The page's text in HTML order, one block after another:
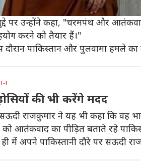
साझा प्रेस कॉन्फ्रेंस में राजकुमार
पर उन्होंने कहा, "चरमपंथ और
करने को तैयार हैं।"
दौरान पाकिस्तान और पुलवामा हमले का
की भी करेंगे मदद
राजकुमार ने यह भी कहा कि वह
आतंकवाद का पीड़ित बताते रहे
में अपने पाकिस्तानी दौरे पर सऊदी